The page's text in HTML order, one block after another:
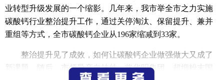
业转型升级发展的一个缩影。几年来，我市举全市之力实施
碳酸钙行业整治提升工作，通过关停淘汰、保留提升、兼并
重组等方式，全市碳酸钙企业从196家缩减到33家。
整治提升见了成效，如何让碳酸钙企业做强做大又成了
新课题。随后，市领导亲自挂帅，将华明集团、超细粉末国